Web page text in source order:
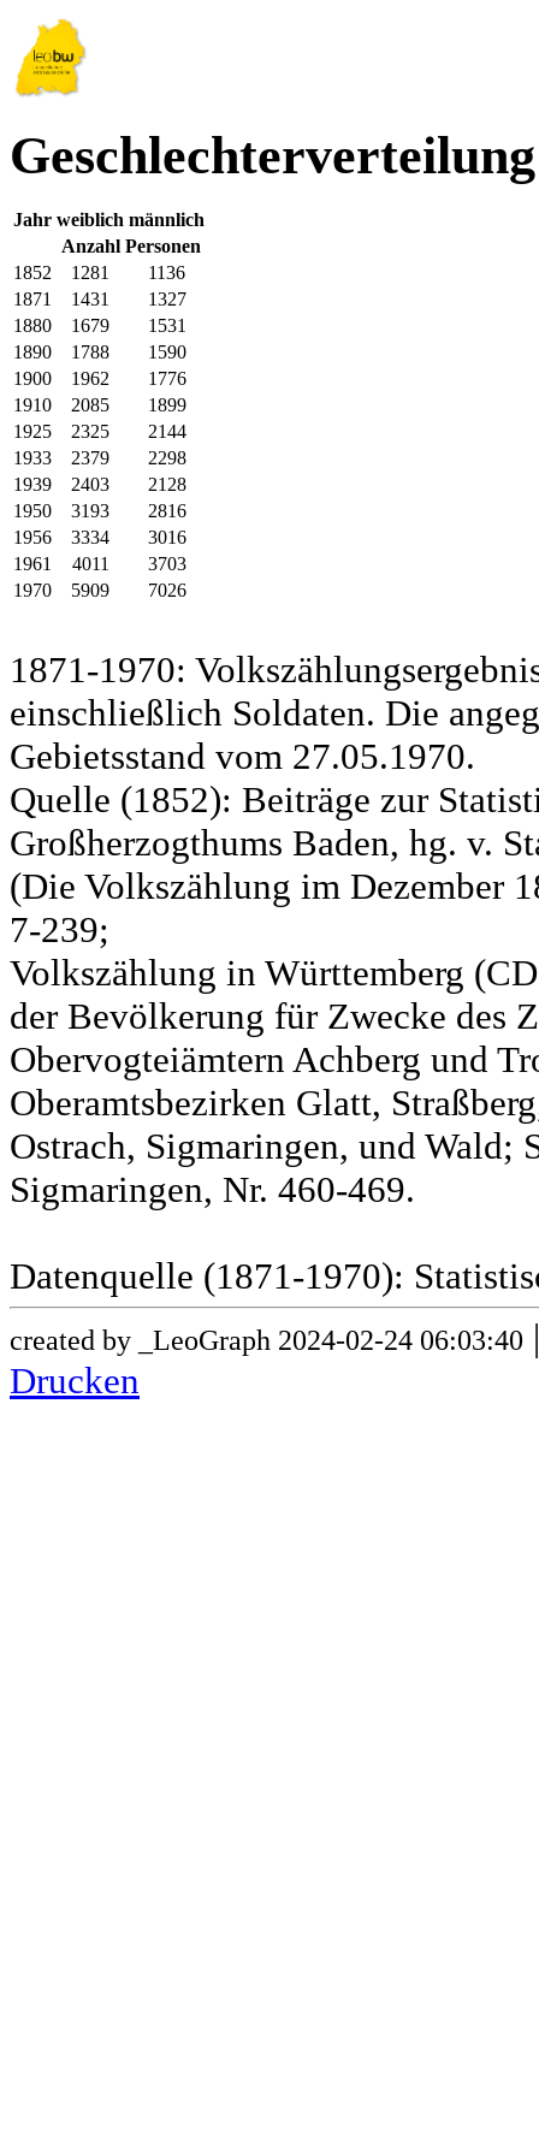
Jahr weiblich männlich
Anzahl Personen
1852
1281
1136
1871
1431
1327
1880
1679
1531
1890
1788
1590
1900
1962
1776
1910
2085
1899
1925
2325
2144
1933
2379
2298
1939
2403
2128
1950
3193
2816
1956
3334
3016
1961
4011
3703
1970
5909 7026
1871-1970:
einschließlich Soldaten. Die
Gebietsstand vom 27.05.1970.
Quelle (1852): Beiträge zur
Großherzogthums Baden, hg. v.
(Die Volkszählung im Dezember
7-239;
Volkszählung in Württemberg
der Bevölkerung für Zwecke des
Obervogteiämtern Achberg und
Oberamtsbezirken Glatt,
Ostrach, Sigmaringen, und Wald;
Sigmaringen, Nr. 460-469.
Datenquelle (1871-1970):
created by _LeoGraph 2024-02-24 06:03:40
Drucken